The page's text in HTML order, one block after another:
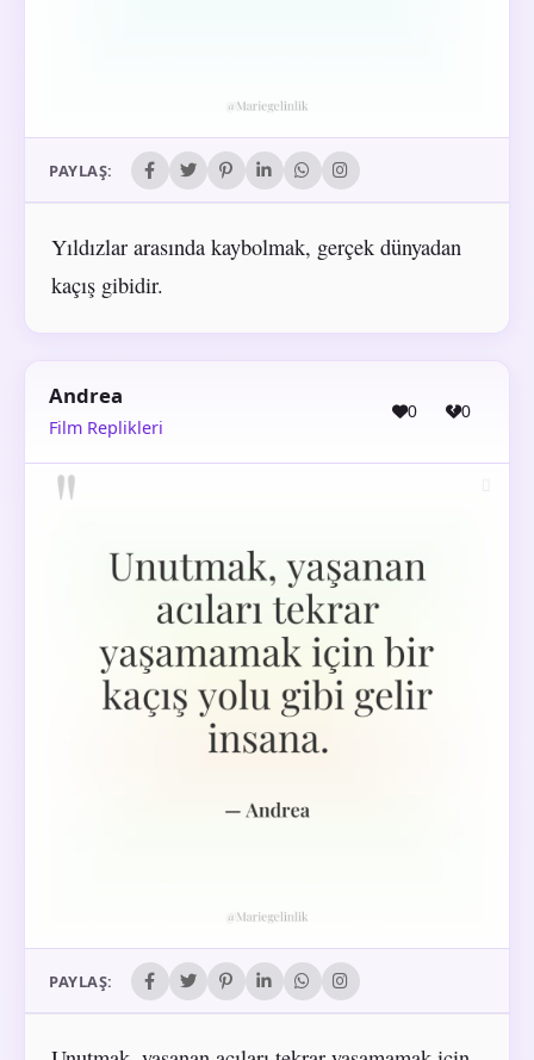
PAYLAŞ:
Yıldızlar arasında kaybolmak, gerçek dünyadan
kaçış gibidir.
Andrea
Film Replikleri
0 0
PAYLAŞ: